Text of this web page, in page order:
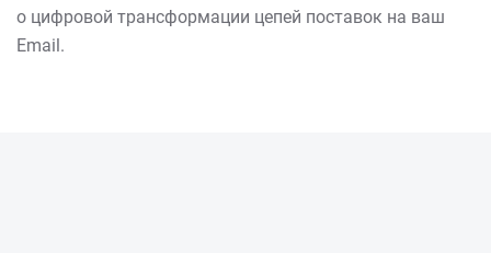
о цифровой трансформации цепей поставок на ваш
Email.